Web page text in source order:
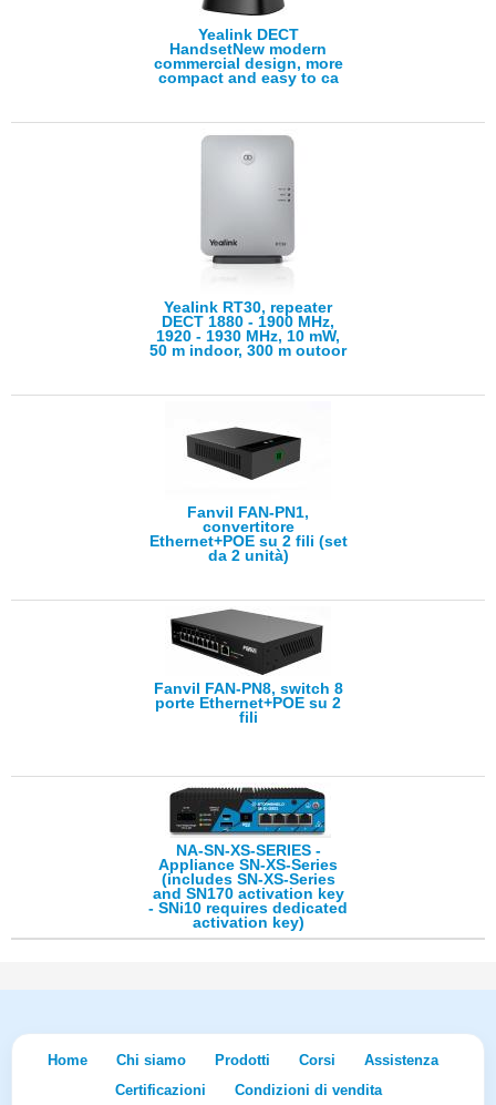
Yealink DECT
HandsetNew modern
commercial design, more
compact and easy to ca
Yealink RT30, repeater
DECT 1880 - 1900 MHz,
1920 - 1930 MHz, 10 mW,
50 m indoor, 300 m outoor
Fanvil FAN-PN1,
convertitore
Ethernet+POE su 2 fili (set
da 2 unità)
Fanvil FAN-PN8, switch 8
porte Ethernet+POE su 2
fili
NA-SN-XS-SERIES -
Appliance SN-XS-Series
(includes SN-XS-Series
and SN170 activation key
- SNi10 requires dedicated
activation key)
Home Chi siamo Prodotti Corsi
Assistenza
Certificazioni
Condizioni di vendita